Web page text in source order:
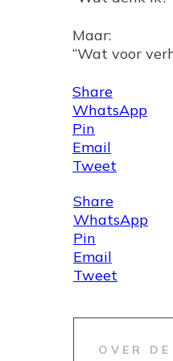
Maar:
“Wat voor
Share
WhatsApp
Pin
Email
Tweet
Share
WhatsApp
Pin
Email
Tweet
OVER